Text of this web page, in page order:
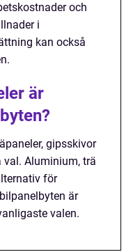
och
i
kan också
är
gipsskivor
val. Aluminium, trä
för
är
valen.